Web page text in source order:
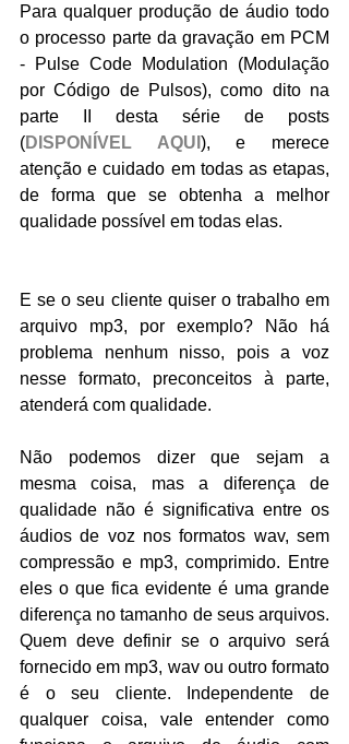
Para qualquer produção de áudio todo
o processo parte da gravação em PCM
- Pulse Code Modulation (Modulação
por Código de Pulsos), como dito na
parte II desta série de posts
(DISPONÍVEL AQUI ), e merece
atenção e cuidado em todas as etapas,
de forma que se obtenha a melhor
qualidade possível em todas elas.
E se o seu cliente quiser o trabalho em
arquivo mp3, por exemplo? Não há
problema nenhum nisso, pois a voz
nesse formato, preconceitos à parte,
atenderá com qualidade.
Não podemos dizer que sejam a
mesma coisa, mas a diferença de
qualidade não é significativa entre os
áudios de voz nos formatos wav, sem
compressão e mp3, comprimido. Entre
eles o que fica evidente é uma grande
diferença no tamanho de seus arquivos.
Quem deve definir se o arquivo será
fornecido em mp3, wav ou outro formato
é o seu cliente. Independente de
qualquer coisa, vale entender como